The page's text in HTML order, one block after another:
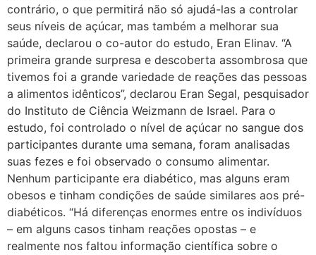
contrário, o que permitirá não só ajudá-las a controlar
seus níveis de açúcar, mas também a melhorar sua
saúde, declarou o co-autor do estudo, Eran Elinav. “A
primeira grande surpresa e descoberta assombrosa que
tivemos foi a grande variedade de reações das pessoas
a alimentos idênticos”, declarou Eran Segal, pesquisador
do Instituto de Ciência Weizmann de Israel. Para o
estudo, foi controlado o nível de açúcar no sangue dos
participantes durante uma semana, foram analisadas
suas fezes e foi observado o consumo alimentar.
Nenhum participante era diabético, mas alguns eram
obesos e tinham condições de saúde similares aos pré-
diabéticos. “Há diferenças enormes entre os indivíduos
– em alguns casos tinham reações opostas – e
realmente nos faltou informação científica sobre o